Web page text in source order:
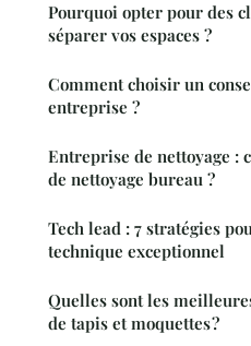
Pourquoi opter pour des
séparer vos espaces ?
Comment choisir un
entreprise ?
Entreprise de nettoyage :
de nettoyage bureau ?
Tech lead : 7 stratégies
technique exceptionnel
Quelles sont les
de tapis et moquettes ?